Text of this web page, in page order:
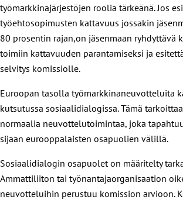
työmarkkinajärjestöjen roolia tärkeänä. Jos
työehtosopimusten kattavuus jossakin
80 prosentin rajan,on jäsenmaan ryhdyttävä
toimiin kattavuuden parantamiseksi ja
selvitys komissiolle.
Euroopan tasolla työmarkkinaneuvotteluita
kutsutussa sosiaalidialogissa. Tämä
normaalia neuvottelutoimintaa, joka
sijaan eurooppalaisten osapuolien välillä.
Sosiaalidialogin osapuolet on määritelty
Ammattiliiton tai työnantajaorganisaation
neuvotteluihin perustuu komission arvioon.